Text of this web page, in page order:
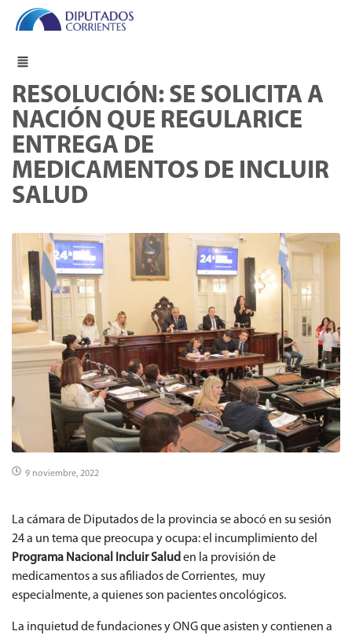
RESOLUCIÓN: SE SOLICITA A
NACIÓN QUE REGULARICE
ENTREGA DE
MEDICAMENTOS DE INCLUIR
SALUD
9 noviembre, 2022
La cámara de Diputados de la provincia se abocó en su sesión
24 a un tema que preocupa y ocupa: el incumplimiento del
Programa Nacional Incluir Salud en la provisión de
medicamentos a sus afiliados de Corrientes, muy
especialmente, a quienes son pacientes oncológicos.
La inquietud de fundaciones y ONG que asisten y contienen a